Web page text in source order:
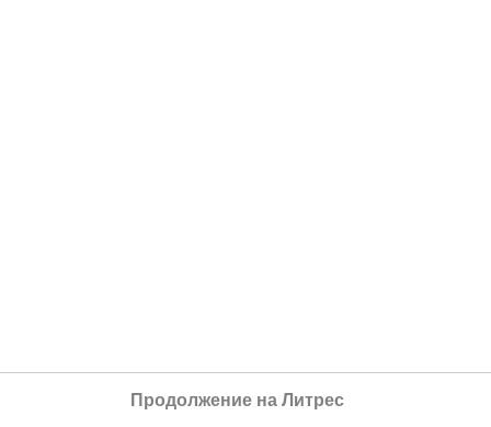
Продолжение на Литрес